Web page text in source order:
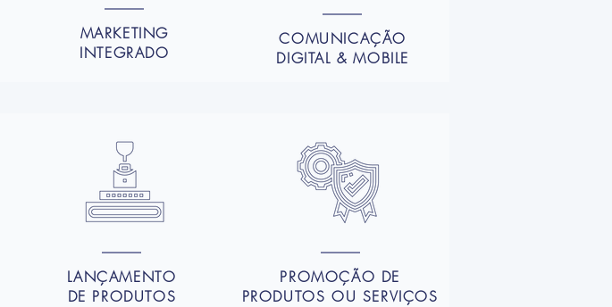
MARKETING
INTEGRADO
COMUNICAÇÃO
DIGITAL & MOBILE
LANÇAMENTO
DE PRODUTOS
PROMOÇÃO DE
PRODUTOS OU SERVIÇOS